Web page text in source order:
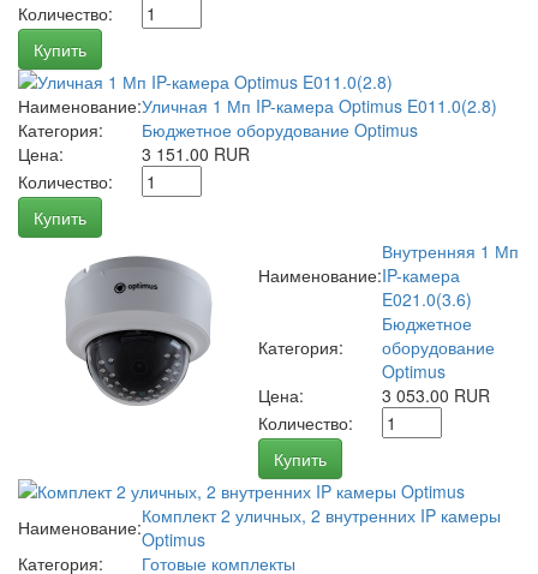
Количество:
Купить
Наименование:Уличная 1 Мп IP-камера Optimus E011.0(2.8)
Категория:
Бюджетное оборудование Optimus
Цена:
3 151.00 RUR
Количество:
Купить
Наименование:
Внутренняя 1 Мп
IP-камера
E021.0(3.6)
Категория:
Бюджетное
оборудование
Optimus
Цена:
3 053.00 RUR
Количество:
Купить
Наименование:Комплект 2 уличных, 2 внутренних IP камеры
Optimus
Категория:
Готовые комплекты